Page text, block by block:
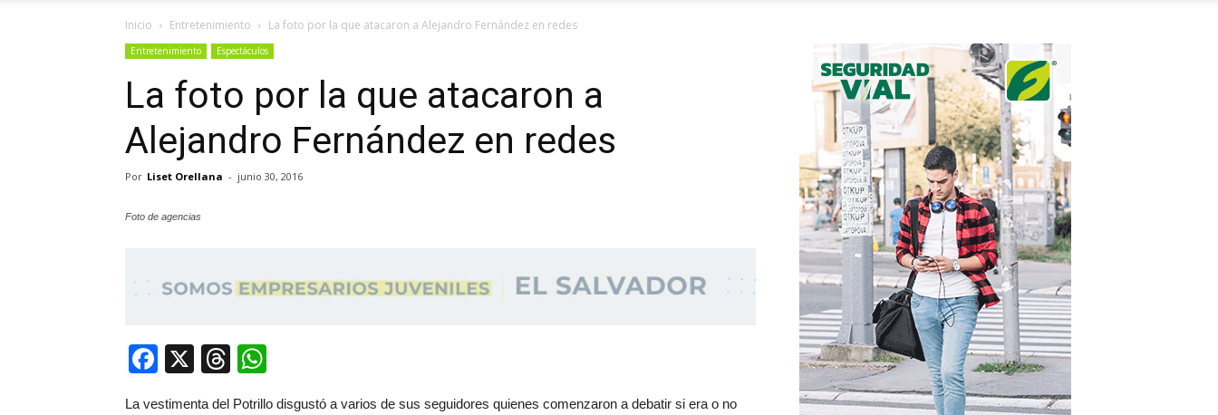
Inicio Entretenimiento La foto por la que atacaron a Alejandro Fernández en redes
Entretenimiento Espectáculos
La foto por la que atacaron a
Alejandro Fernández en redes
Por Liset Orellana - junio 30, 2016
Foto de agencias
Facebook
X Threads
La vestimenta del Potrillo disgustó a varios de sus seguidores quienes comenzaron a debatir si era o no